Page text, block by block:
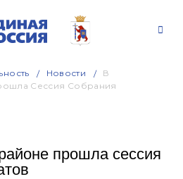
Новости
В
Сессия Собрания
прошла сессия